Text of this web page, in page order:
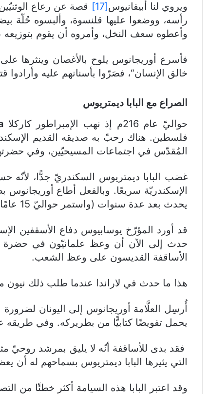
ويروي لنا أبيفانيوس[17]
قصة عن رعاع
رأسه، ووضعوا عليها قلنسوة، وألبسوه حُلّة
وأعطوه سعف النخل، وأمروه أن يقوم
فأسرع أوريجانوس يلوح بالأغصان وينثرها
خالق الإنسان“، فصَرّوا بأسنانهم عليه وأرادوا
الصراع مع البابا ديمتريوس
حواليّ عام 216م إذ نهب الإمبراطور كاركلا
فلسطين. هناك رحبّ به صديقه القديم
المُقدّس في اجتماعات المسيحيّين، وفي
غضب البابا ديمتريوس السكندريّ جدًّا، لأنّه
الإسكندريّة سريعًا. وبالفعل أطاع
يحدث بعد عدة سنوات (واستمر حواليّ 15 عامًا).
قد أورد المؤرّخ يوسابيوس دفاع الأسقفين
حدث إلى الآن أن وعظ علمانيّون في حضرة
الأساقفة القديسون على وعظ الشعب.
هذا ما حدث في لاراندا عندما طلب ذلك نيون
أُرسِل العلَّامة أوريجانوس إلى اليونان
يحمل تفويضًا كتابيًّا من بطريركه. وفي
فقد بدى للأساقفة أنّه لا يليق بمرشد روحيّ
التي يثيرها البابا ديمتريوس بسماحهم له
وقد اعتبر البابا هذه السيامة أكثر خطئًا من